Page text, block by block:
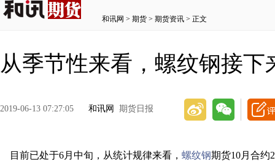
和讯网 > 期货 > 期货资讯 > 正文
从季节性来看，螺纹钢接
2019-06-13 07:27:05 和讯网 期货日报
目前已处于6月中旬，从统计规律来看， 螺纹钢期货10月合约